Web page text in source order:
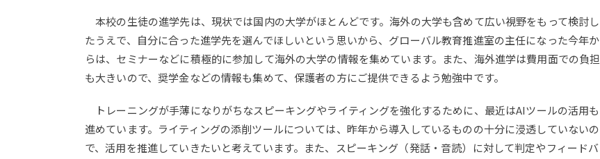
本校の生徒の進学先は、現状では国内の大学がほとんどです。海外の大学も含めて広い視野をもって検討し
たうえで、自分に合った進学先を選んでほしいという思いから、グローバル教育推進室の主任になった今年か
らは、セミナーなどに積極的に参加して海外の大学の情報を集めています。また、海外進学は費用面での負担
も大きいので、奨学金などの情報も集めて、保護者の方にご提供できるよう勉強中です。
トレーニングが手薄になりがちなスピーキングやライティングを強化するために、最近はAIツールの活用も
進めています。ライティングの添削ツールについては、昨年から導入しているものの十分に浸透していないの
で、活用を推進していきたいと考えています。また、スピーキング（発話・音読）に対して判定やフィードバ